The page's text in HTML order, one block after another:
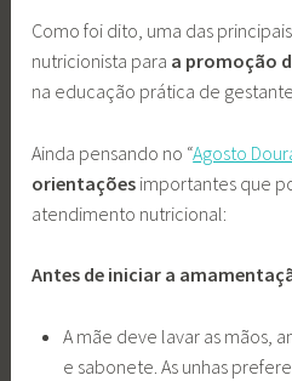
Como foi dito, uma das
nutricionista para a promoção
na educação prática de
Ainda pensando no “Agosto
orientações importantes que
atendimento nutricional:
Antes de iniciar a
A mãe deve lavar as mãos,
e sabonete. As unhas